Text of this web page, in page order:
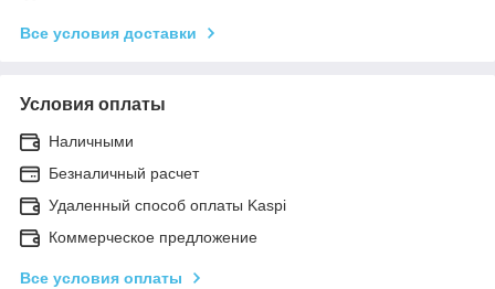
Все условия доставки
Условия оплаты
Наличными
Безналичный расчет
Удаленный способ оплаты Kaspi
Коммерческое предложение
Все условия оплаты